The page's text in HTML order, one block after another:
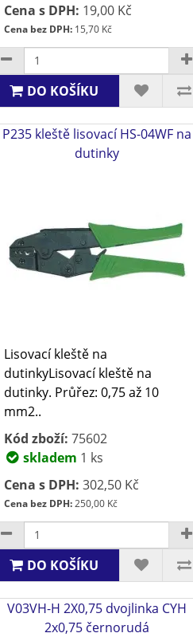
Cena s DPH: 19,00 Kč
Cena bez DPH: 15,70 Kč
DO KOŠÍKU
P235 kleště lisovací HS-04WF na
dutinky
Lisovací kleště na
dutinkyLisovací kleště na
dutinky. Průřez: 0,75 až 10
mm2..
Kód zboží: 75602
skladem 1 ks
Cena s DPH: 302,50 Kč
Cena bez DPH:250,00 Kč
DO KOŠÍKU
V03VH-H 2X0,75 dvojlinka CYH
2x0,75 černorudá